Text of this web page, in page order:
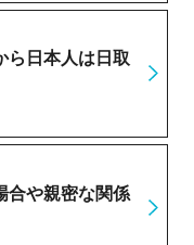
ら日本人は日取
合や親密な関係